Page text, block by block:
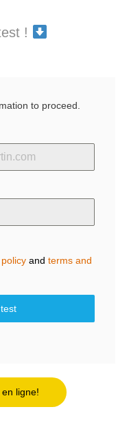
!
to proceed.
and terms and
ligne!